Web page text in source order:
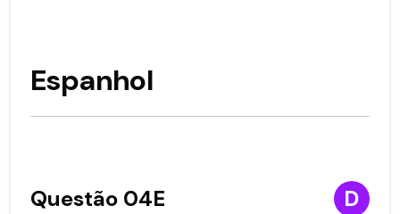
Espanhol
Questão 04E D